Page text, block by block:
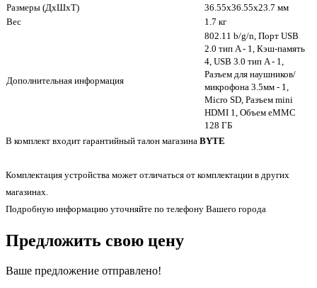
Размеры (ДхШхТ)
36.55x36.55x23.7 мм
Вес
1.7 кг
Дополнительная информация
802.11 b/g/n, Порт USB
2.0 тип A - 1, Кэш-память
4, USB 3.0 тип A - 1,
Разъем для наушников/
микрофона 3.5мм - 1,
Micro SD, Разъем mini
HDMI 1, Объем eMMC
128 ГБ
В комплект входит гарантийный талон магазина BYTE
Комплектация устройства может отличаться от комплектации в других
магазинах.
Подробную информацию уточняйте по телефону Вашего города
Предложить свою цену
Ваше предложение отправлено!